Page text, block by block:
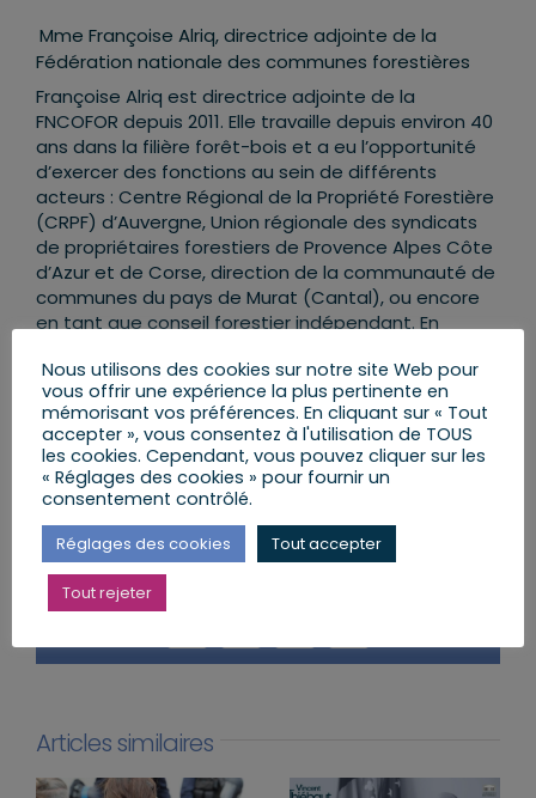
Mme Françoise Alriq, directrice adjointe de la
Fédération nationale des communes forestières
Françoise Alriq est directrice adjointe de la
FNCOFOR depuis 2011. Elle travaille depuis environ 40
ans dans la filière forêt-bois et a eu l’opportunité
d’exercer des fonctions au sein de différents
acteurs : Centre Régional de la Propriété Forestière
(CRPF) d’Auvergne, Union régionale des syndicats
de propriétaires forestiers de Provence Alpes Côte
d’Azur et de Corse, direction de la communauté de
communes du pays de Murat (Cantal), ou encore
en tant que conseil forestier indépendant. En
municipale de la commune de Murat depuis 2014 et
présidente du syndicat mixte de gestion forestière
de Celles (Cantal).
Articles similaires
Nous utilisons des cookies sur notre site Web pour
vous offrir une expérience la plus pertinente en
mémorisant vos préférences. En cliquant sur « Tout
accepter », vous consentez à l'utilisation de TOUS
les cookies. Cependant, vous pouvez cliquer sur les
« Réglages des cookies » pour fournir un
consentement contrôlé.
Réglages des cookies Tout accepter
Tout rejeter